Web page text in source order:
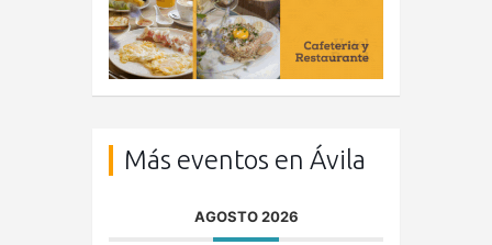
Más eventos en Ávila
AGOSTO 2026